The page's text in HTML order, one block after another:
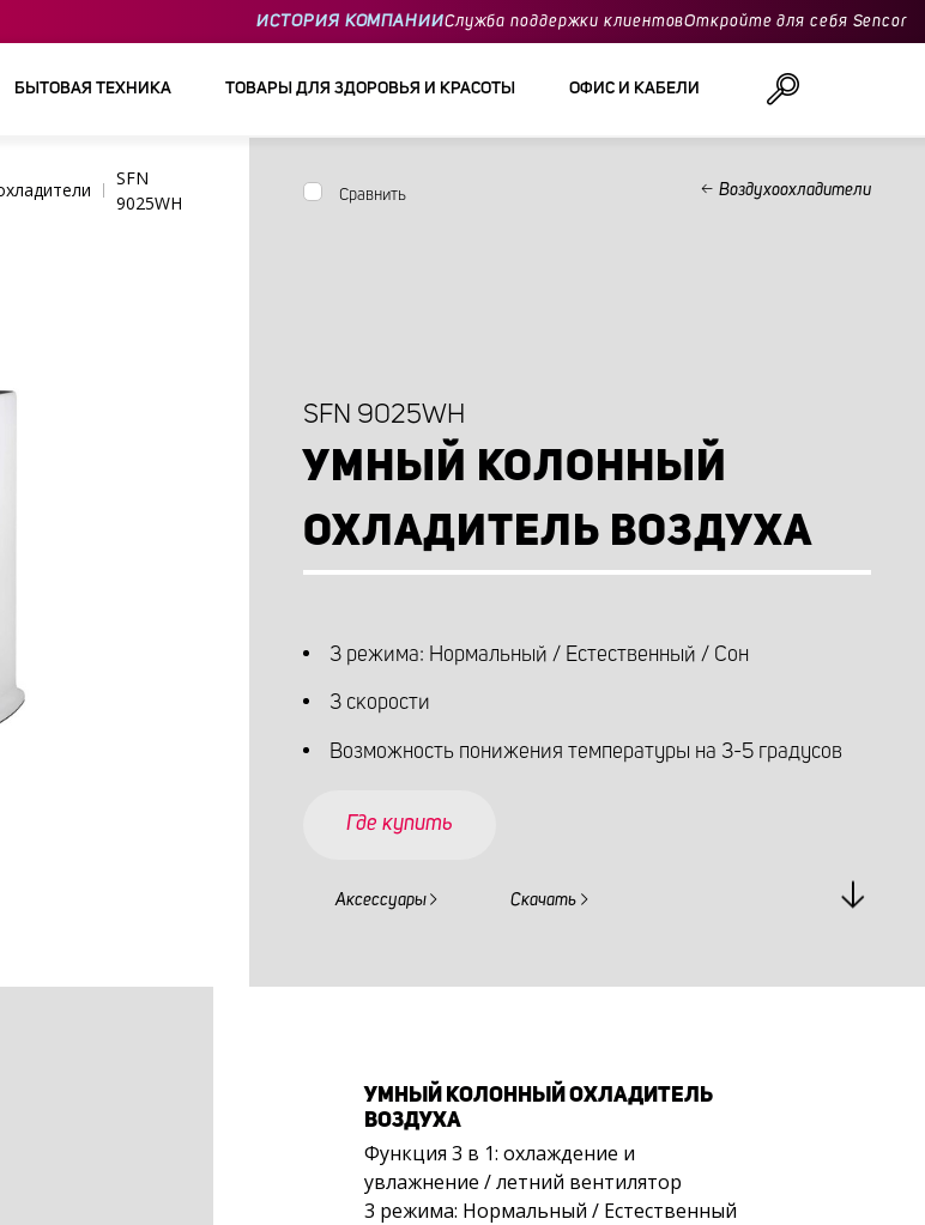
ИСТОРИЯ КОМПАНИИСлужба поддержки клиентовОткройте для себя Sencor
БЫТОВАЯ ТЕХНИКА ТОВАРЫ ДЛЯ ЗДОРОВЬЯ И КРАСОТЫ ОФИС И КАБЕЛИ
SFN
9025WH
Сравнить Воздухоохладители
SFN 9025WH
УМНЫЙ КОЛОННЫЙ
ОХЛАДИТЕЛЬ ВОЗДУХА
3 режима: Нормальный / Естественный / Сон
3 скорости
Возможность понижения температуры на 3-5 градусов
Где купить
Аксессуары Скачать
УМНЫЙ КОЛОННЫЙ ОХЛАДИТЕЛЬ
ВОЗДУХА
Функция 3 в 1: охлаждение и
увлажнение / летний вентилятор
3 режима: Нормальный / Естественный